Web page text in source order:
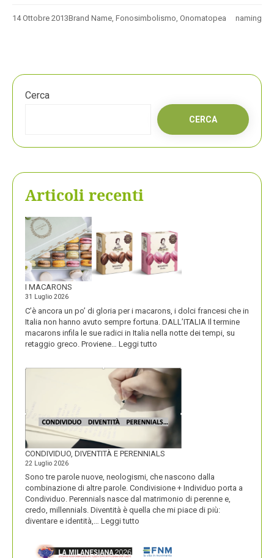
14 Ottobre 2013 naming
Brand Name, Fonosimbolismo, Onomatopea
Cerca
CERCA
Articoli recenti
I MACARONS
31 Luglio 2026
C’è ancora un po’ di gloria per i macarons, i dolci francesi che in
Italia non hanno avuto sempre fortuna. DALL’ITALIA Il termine
macarons infila le sue radici in Italia nella notte dei tempi, su
retaggio greco. Proviene… Leggi tutto
CONDIVIDUO, DIVENTITÀ E PERENNIALS
22 Luglio 2026
Sono tre parole nuove, neologismi, che nascono dalla
combinazione di altre parole. Condivisione + Individuo porta a
Condividuo. Perennials nasce dal matrimonio di perenne e,
credo, millennials. Diventità è quella che mi piace di più:
diventare e identità,… Leggi tutto
E